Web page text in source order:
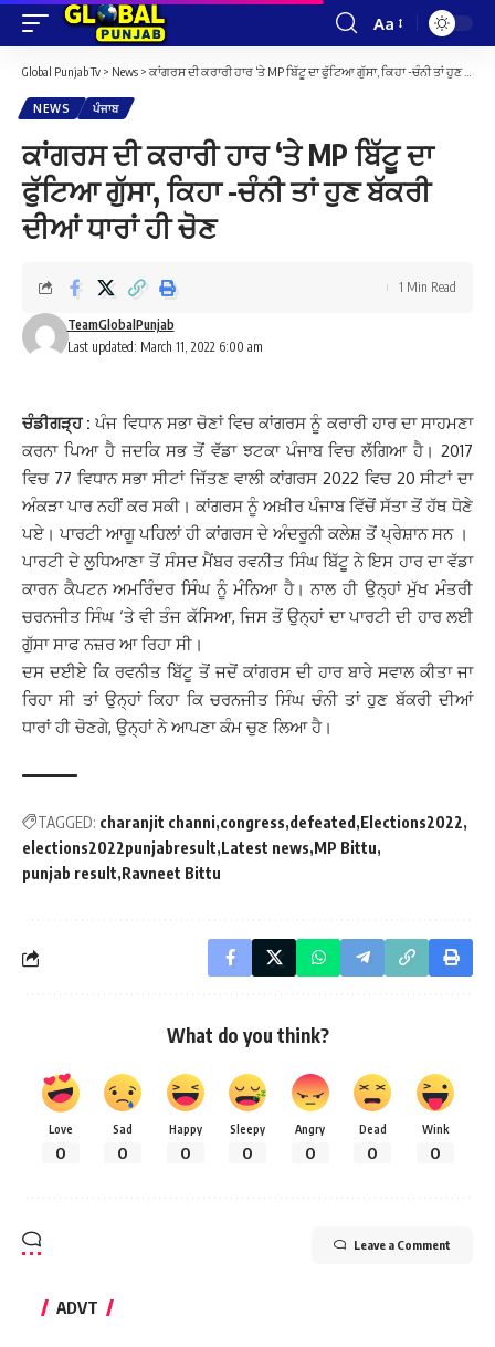
Font
Resizer
Aa
Global Punjab Tv > News > ਕਾਂਗਰਸ ਦੀ ਕਰਾਰੀ ਹਾਰ ‘ਤੇ MP ਬਿੱਟੂ ਦਾ ਫੁੱਟਿਆ ਗੁੱਸਾ, ਕਿਹਾ -ਚੰਨੀ ਤਾਂ ਹੁਣ ਬੱਕਰੀ ਦੀਆਂ ਧਾਰਾਂ ਹੀ ਚੋਣ
NEWS ਪੰਜਾਬ
ਕਾਂਗਰਸ ਦੀ ਕਰਾਰੀ ਹਾਰ ‘ਤੇ MP ਬਿੱਟੂ ਦਾ
ਫੁੱਟਿਆ ਗੁੱਸਾ, ਕਿਹਾ -ਚੰਨੀ ਤਾਂ ਹੁਣ ਬੱਕਰੀ
ਦੀਆਂ ਧਾਰਾਂ ਹੀ ਚੋਣ
Last updated: March 11, 2022 6:00 am
TeamGlobalPunjab
1 Min Read
ਚੰਡੀਗੜ੍ਹ : ਪੰਜ ਵਿਧਾਨ ਸਭਾ ਚੋਣਾਂ ਵਿਚ ਕਾਂਗਰਸ ਨੂੰ ਕਰਾਰੀ ਹਾਰ ਦਾ ਸਾਹਮਣਾ
ਕਰਨਾ ਪਿਆ ਹੈ ਜਦਕਿ ਸਭ ਤੋਂ ਵੱਡਾ ਝਟਕਾ ਪੰਜਾਬ ਵਿਚ ਲੱਗਿਆ ਹੈ। 2017
ਵਿਚ 77 ਵਿਧਾਨ ਸਭਾ ਸੀਟਾਂ ਜਿੱਤਣ ਵਾਲੀ ਕਾਂਗਰਸ 2022 ਵਿਚ 20 ਸੀਟਾਂ ਦਾ
ਅੰਕੜਾ ਪਾਰ ਨਹੀਂ ਕਰ ਸਕੀ। ਕਾਂਗਰਸ ਨੂੰ ਅਖ਼ੀਰ ਪੰਜਾਬ ਵਿੱਚੋਂ ਸੱਤਾ ਤੋਂ ਹੱਥ ਧੋਣੇ
ਪਏ। ਪਾਰਟੀ ਆਗੂ ਪਹਿਲਾਂ ਹੀ ਕਾਂਗਰਸ ਦੇ ਅੰਦਰੂਨੀ ਕਲੇਸ਼ ਤੋਂ ਪ੍ਰੇਸ਼ਾਨ ਸਨ ।
ਪਾਰਟੀ ਦੇ ਲੁਧਿਆਣਾ ਤੋਂ ਸੰਸਦ ਮੈਂਬਰ ਰਵਨੀਤ ਸਿੰਘ ਬਿੱਟੂ ਨੇ ਇਸ ਹਾਰ ਦਾ ਵੱਡਾ
ਕਾਰਨ ਕੈਪਟਨ ਅਮਰਿੰਦਰ ਸਿੰਘ ਨੂੰ ਮੰਨਿਆ ਹੈ। ਨਾਲ ਹੀ ਉਨ੍ਹਾਂ ਮੁੱਖ ਮੰਤਰੀ
ਚਰਨਜੀਤ ਸਿੰਘ ‘ਤੇ ਵੀ ਤੰਜ ਕੱਸਿਆ, ਜਿਸ ਤੋਂ ਉਨ੍ਹਾਂ ਦਾ ਪਾਰਟੀ ਦੀ ਹਾਰ ਲਈ
ਗੁੱਸਾ ਸਾਫ ਨਜ਼ਰ ਆ ਰਿਹਾ ਸੀ।
ਦਸ ਦਈਏ ਕਿ ਰਵਨੀਤ ਬਿੱਟੂ ਤੋਂ ਜਦੋਂ ਕਾਂਗਰਸ ਦੀ ਹਾਰ ਬਾਰੇ ਸਵਾਲ ਕੀਤਾ ਜਾ
ਰਿਹਾ ਸੀ ਤਾਂ ਉਨ੍ਹਾਂ ਕਿਹਾ ਕਿ ਚਰਨਜੀਤ ਸਿੰਘ ਚੰਨੀ ਤਾਂ ਹੁਣ ਬੱਕਰੀ ਦੀਆਂ
ਧਾਰਾਂ ਹੀ ਚੋਣਗੇ, ਉਨ੍ਹਾਂ ਨੇ ਆਪਣਾ ਕੰਮ ਚੁਣ ਲਿਆ ਹੈ।
TAGGED: charanjit channi congress defeated Elections2022
elections2022punjabresult Latest news MP Bittu
punjab result Ravneet Bittu
What do you think?
Love
0
Sad
0
Happy
0
Sleepy
0
Angry
0
Dead
0
Wink
0
Leave a Comment
ADVT